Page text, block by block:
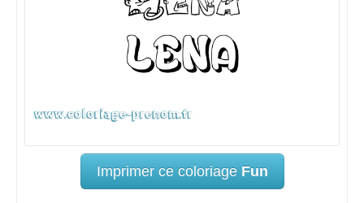
Imprimer ce coloriage Fun